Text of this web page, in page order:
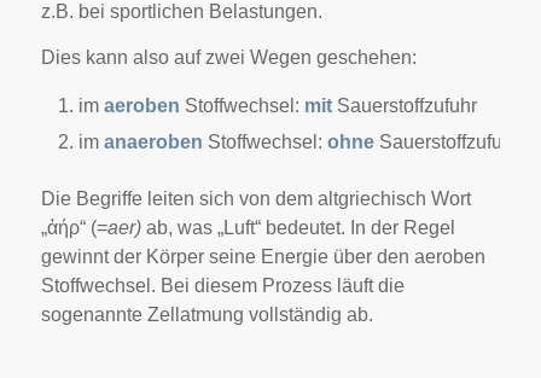
z.B. bei sportlichen Belastungen.
Dies kann also auf zwei Wegen geschehen:
im aeroben Stoffwechsel: mitSauerstoffzufuhr
im anaeroben Stoffwechsel: ohneSauerstoffzufuhr
Die Begriffe leiten sich von dem altgriechisch Wort
„ἀήρ“ (=aer) ab, was „Luft“ bedeutet. In der Regel
gewinnt der Körper seine Energie über den aeroben
Stoffwechsel. Bei diesem Prozess läuft die
sogenannte Zellatmung vollständig ab.